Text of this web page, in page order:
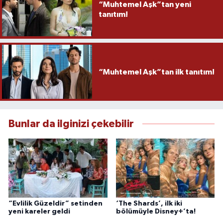
“Muhtemel Aşk”tan yeni
tanıtım!
“Muhtemel Aşk”tan ilk tanıtım!
Bunlar da ilginizi çekebilir
“Evlilik Güzeldir” setinden
yeni kareler geldi
‘The Shards’, ilk iki
bölümüyle Disney+’ta!